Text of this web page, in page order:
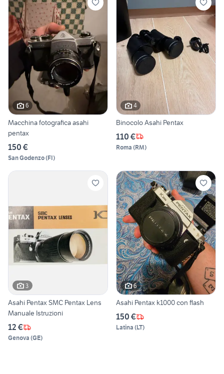
6
Macchina fotografica asahi
pentax
150 €
San Godenzo(FI)
4
Binocolo Asahi Pentax
110 €
Roma (RM)
3
Asahi Pentax SMC Pentax Lens
Manuale Istruzioni
12 €
Genova (GE)
6
Asahi Pentax k1000 con flash
150 €
Latina (LT)